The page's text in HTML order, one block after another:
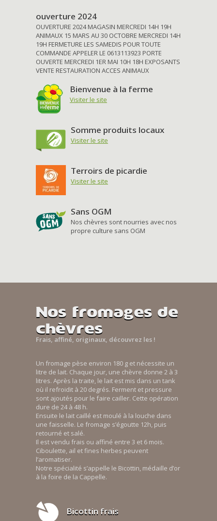
ouverture 2024
OUVERTURE 2024 MAGASIN MERCREDI 14H 19H
ANIMAUX 15 MARS AU 30 OCTOBRE MERCREDI 14H
19H FERMETURE LES SAMEDIS POUR TOUTE
COMMANDE APPELER LE 0613113923 PORTE
OUVERTE MERCREDI 1ER MAI 10H 18H EXPOSANTS
VENTE RESTAURATION ACCES ANIMAUX
Bienvenue à la ferme
Visiter le site
Somme produits locaux
Visiter le site
Terroirs de picardie
Visiter le site
Sans OGM
Nos chèvres sont nourries avec nos
propre culture sans OGM
Nos fromages de
chèvres
Frais, affiné, originaux, découvrez les !
Un fromage pèse environ 180 g et nécessite un
litre de lait. Chaque jour, une chèvre donne 2 à 3
litres. Après la traite, le lait est mis dans un tank
où il refroidit à 20 degrés. Ferment et pressure
sont ajoutés pour le faire cailler. Cette opération
dure de 24 à 48 h.
Ensuite le lait caillé est moulé à la louche dans
une faisselle. Le fromage s’égoutte 12h, puis
retourné et salé.
Il est vendu frais ou affiné entre 3 et 6 mois.
Ciboulette, ail et fines herbes peuvent
l’aromatiser.
Notre spécialité s’appelle le Bicottin, médaille d’or
à la foire de la Cappelle.
Bicottin frais